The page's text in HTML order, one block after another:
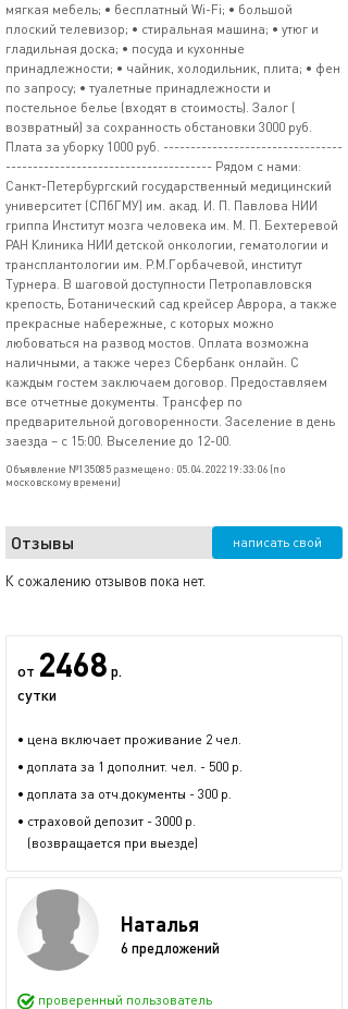
мягкая мебель; • бесплатный Wi-Fi; • большой
плоский телевизор; • стиральная машина; • утюг и
гладильная доска; • посуда и кухонные
принадлежности; • чайник, холодильник, плита; • фен
по запросу; • туалетные принадлежности и
постельное белье (входят в стоимость). Залог (
возвратный) за сохранность обстановки 3000 руб.
Плата за уборку 1000 руб. ---------------------------------
-------------------------------------- Рядом с нами:
Санкт-Петербургский государственный медицинский
университет (СПбГМУ) им. акад. И. П. Павлова НИИ
гриппа Институт мозга человека им. М. П. Бехтеревой
РАН Клиника НИИ детской онкологии, гематологии и
трансплантологии им. Р.М.Горбачевой, институт
Турнера. В шаговой доступности Петропавловскя
крепость, Ботанический сад крейсер Аврора, а также
прекрасные набережные, с которых можно
любоваться на развод мостов. Оплата возможна
наличными, а также через Сбербанк онлайн. С
каждым гостем заключаем договор. Предоставляем
все отчетные документы. Трансфер по
предварительной договоренности. Заселение в день
заезда – с 15:00. Выселение до 12-00.
Объявление №135085 размещено: 05.04.2022 19:33:06 (по
московскому времени)
Отзывы написать свой
К сожалению отзывов пока нет.
от 2468 р.
сутки
• цена включает проживание 2 чел.
• доплата за 1 дополнит. чел. - 500 р.
• доплата за отч.документы - 300 р.
• страховой депозит - 3000 р.
(возвращается при выезде)
Наталья
6 предложений
проверенный пользователь